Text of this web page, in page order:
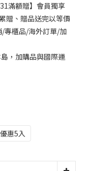
滿額贈】會員獨享
贈、贈品送完以等價
專櫃品/海外訂單/加
，加購品與國際運
惠5入